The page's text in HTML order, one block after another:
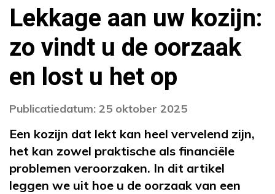
Lekkage aan uw kozijn:
zo vindt u de oorzaak
en lost u het op
Publicatiedatum: 25 oktober 2025
Een kozijn dat lekt kan heel vervelend zijn,
het kan zowel praktische als financiële
problemen veroorzaken. In dit artikel
leggen we uit hoe u de oorzaak van een